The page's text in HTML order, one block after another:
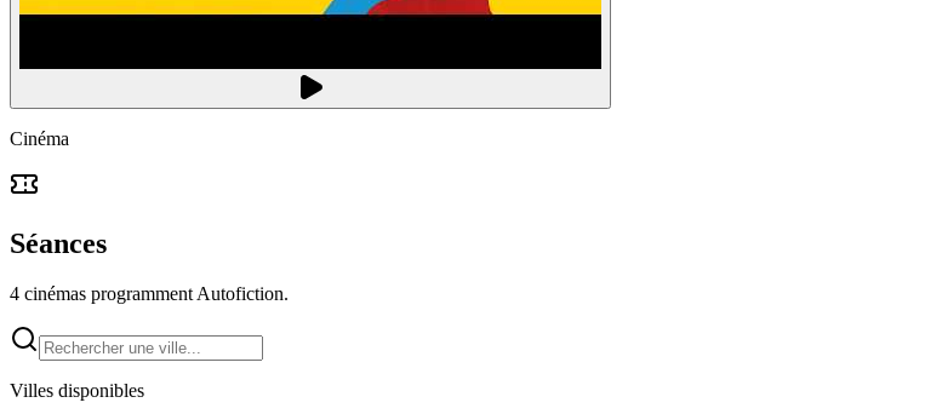
Cinéma
Séances
4 cinémas programment Autofiction.
Villes disponibles